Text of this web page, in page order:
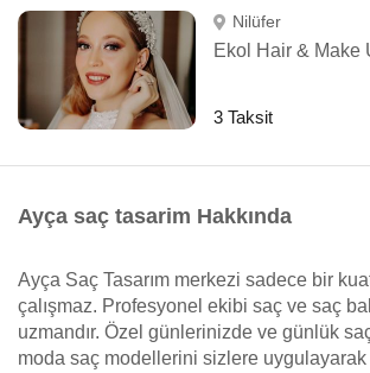
Nilüfer
Ekol Hair & Make
3 Taksit
Ayça saç tasarim Hakkında
Ayça Saç Tasarım merkezi sadece bir
çalışmaz. Profesyonel ekibi saç ve saç
uzmandır. Özel günlerinizde ve günlük
moda saç modellerini sizlere